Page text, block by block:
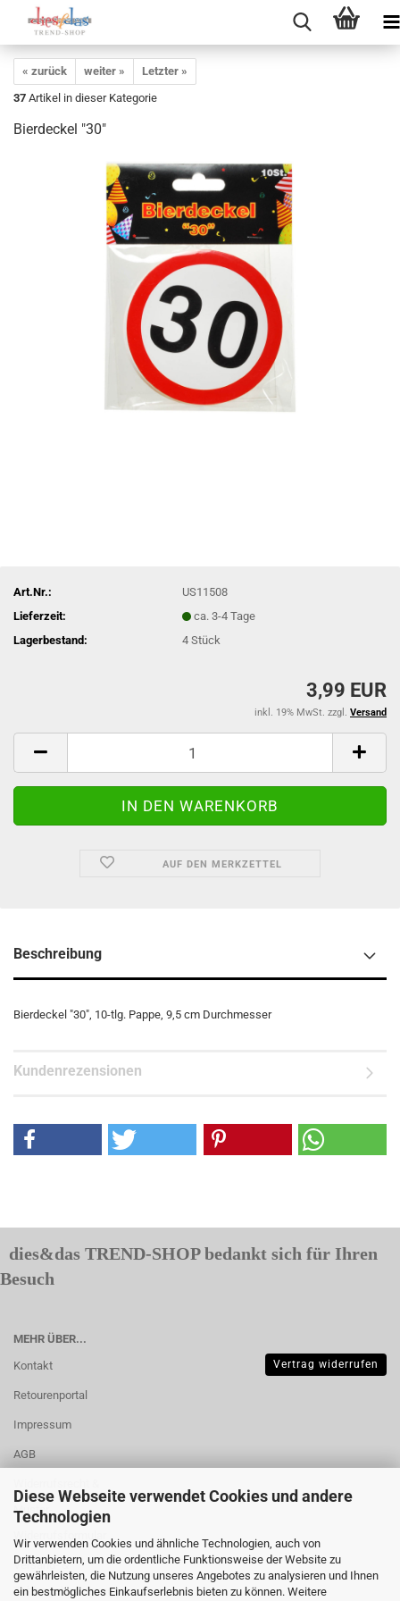
Diese Webseite verwendet Cookies und andere
Technologien
Wir verwenden Cookies und ähnliche Technologien, auch von
Drittanbietern, um die ordentliche Funktionsweise der Website zu
gewährleisten, die Nutzung unseres Angebotes zu analysieren und Ihnen
ein bestmögliches Einkaufserlebnis bieten zu können. Weitere
« zurück weiter »
Letzter »
37 Artikel in dieser Kategorie
Bierdeckel "30"
Art.Nr.:
US11508
Lieferzeit:
ca. 3-4 Tage
Lagerbestand:
4Stück
3,99 EUR
inkl. 19% MwSt. zzgl. Versand
AUF DEN MERKZETTEL
Beschreibung
Bierdeckel "30", 10-tlg. Pappe, 9,5 cm Durchmesser
Kundenrezensionen
dies&das TREND-SHOP bedankt sich für Ihren
Besuch
MEHR ÜBER...
Kontakt
Retourenportal
Impressum
AGB
Muster-
Widerrufsformular
Versand- &
Zahlungsbedingungen
Vertrag widerrufen